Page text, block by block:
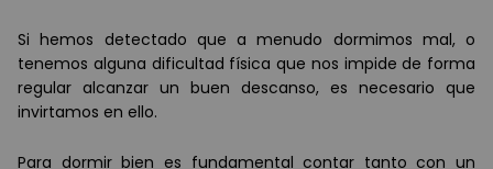
Si hemos detectado que a menudo dormimos mal, o
tenemos alguna dificultad física que nos impide de forma
regular alcanzar un buen descanso, es necesario que
invirtamos en ello.
Para dormir bien es fundamental contar tanto con un